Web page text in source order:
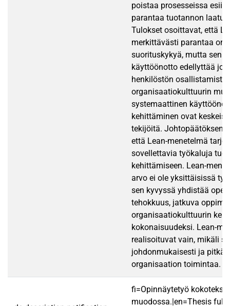
poistaa prosesseissa
parantaa tuotannon
Tulokset osoittavat, että
merkittävästi parantaa
suorituskykyä, mutta sen
käyttöönotto edellyttää
henkilöstön osallistamista
organisaatiokulttuurin
systemaattinen
kehittäminen ovat
tekijöitä. Johtopäätöksenä
että Lean-menetelmä
sovellettavia työkaluja
kehittämiseen. Lean-
arvo ei ole yksittäisissä
sen kyvyssä yhdistää
tehokkuus, jatkuva
organisaatiokulttuurin
kokonaisuudeksi. Lean-
realisoituvat vain, mikäli
johdonmukaisesti ja
organisaation toimintaa.
fi=Opinnäytetyö
muodossa.|en=Thesis